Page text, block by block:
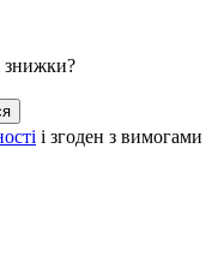
знижки?
і згоден з вимогами